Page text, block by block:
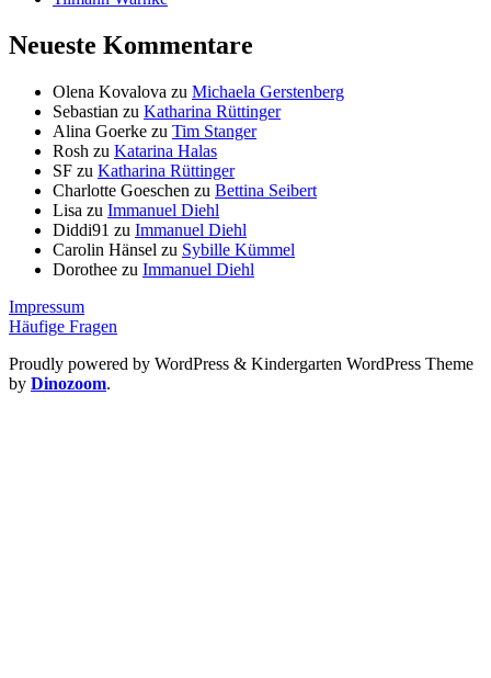
Neueste Kommentare
Olena Kovalova zu Michaela Gerstenberg
Sebastian zu Katharina Rüttinger
Alina Goerke zu Tim Stanger
Rosh zu Katarina Halas
SF zu Katharina Rüttinger
Charlotte Goeschen zu Bettina Seibert
Lisa zu Immanuel Diehl
Diddi91 zu Immanuel Diehl
Carolin Hänsel zu Sybille Kümmel
Dorothee zu Immanuel Diehl
Impressum
Häufige Fragen
Proudly powered by WordPress & Kindergarten WordPress Theme
by Dinozoom.